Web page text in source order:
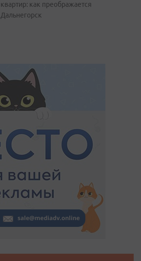
квартир: как преображается
Дальнегорск